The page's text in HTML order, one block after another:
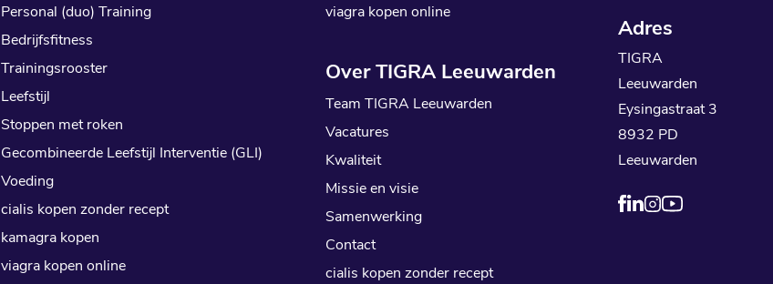
Personal (duo) Training
Bedrijfsfitness
Trainingsrooster
Leefstijl
Stoppen met roken
Gecombineerde Leefstijl Interventie (GLI)
Voeding
cialis kopen zonder recept
kamagra kopen
viagra kopen online
viagra kopen online
Over TIGRA Leeuwarden
Team TIGRA Leeuwarden
Vacatures
Kwaliteit
Missie en visie
Samenwerking
Contact
cialis kopen zonder recept
Adres
TIGRA
Leeuwarden
Eysingastraat 3
8932 PD
Leeuwarden